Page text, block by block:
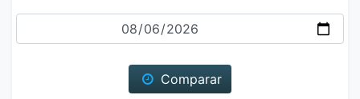
Fecha
Comparar